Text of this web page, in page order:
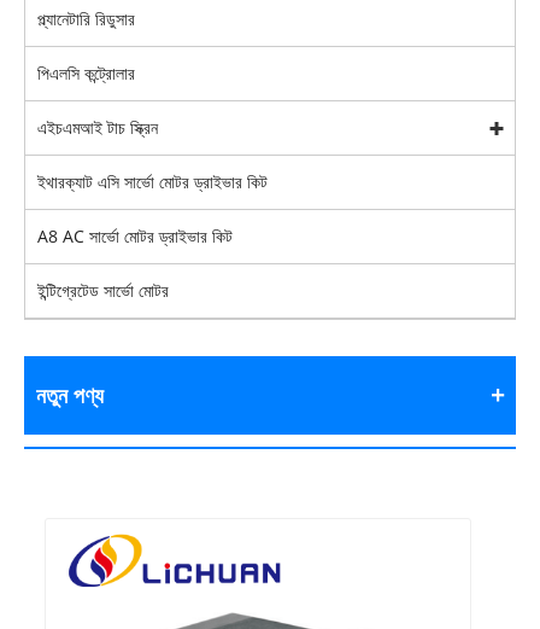
প্ল্যানেটারি রিডুসার
পিএলসি কন্ট্রোলার
এইচএমআই টাচ স্ক্রিন
ইথারক্যাট এসি সার্ভো মোটর ড্রাইভার কিট
A8 AC সার্ভো মোটর ড্রাইভার কিট
ইন্টিগ্রেটেড সার্ভো মোটর
নতুন পণ্য